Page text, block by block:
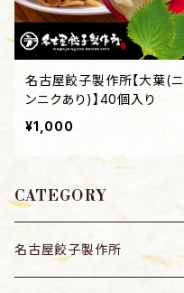
名古屋餃子製作所【大葉(ニ
ンニクあり)】40個入り
¥1,000
CATEGORY
名古屋餃子製作所